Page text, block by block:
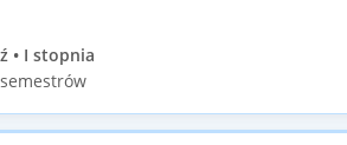
• I stopnia